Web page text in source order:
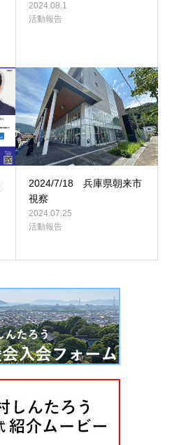
2024.08.1
活動報告
2024/7/18 兵庫県朝来市
視察
2024.07.25
活動報告